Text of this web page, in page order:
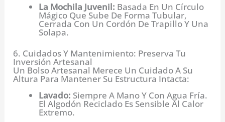
La Mochila Juvenil: Basada En Un Círculo
Mágico Que Sube De Forma Tubular,
Cerrada Con Un Cordón De Trapillo Y Una
Solapa.
6. Cuidados Y Mantenimiento: Preserva Tu
Inversión Artesanal
Un Bolso Artesanal Merece Un Cuidado A Su
Altura Para Mantener Su Estructura Intacta:
Lavado: Siempre A Mano Y Con Agua Fría.
El Algodón Reciclado Es Sensible Al Calor
Extremo.